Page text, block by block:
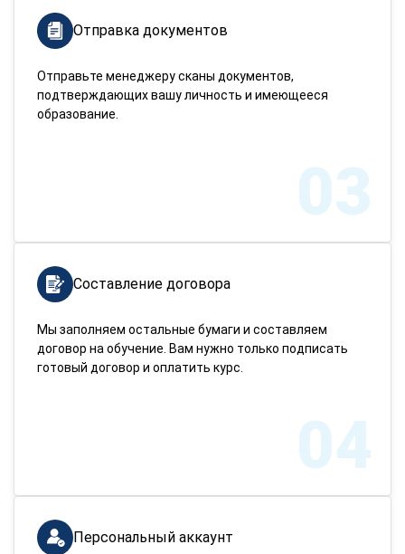
Отправка документов
Отправьте менеджеру сканы документов,
подтверждающих вашу личность и имеющееся
образование.
03
Составление договора
Мы заполняем остальные бумаги и составляем
договор на обучение. Вам нужно только подписать
готовый договор и оплатить курс.
04
Персональный аккаунт